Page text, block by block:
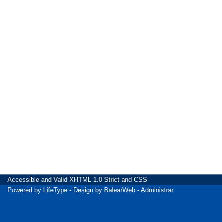
Accessible and Valid XHTML 1.0 Strict and CSS
Powered by LifeType - Design by BalearWeb - Administrar